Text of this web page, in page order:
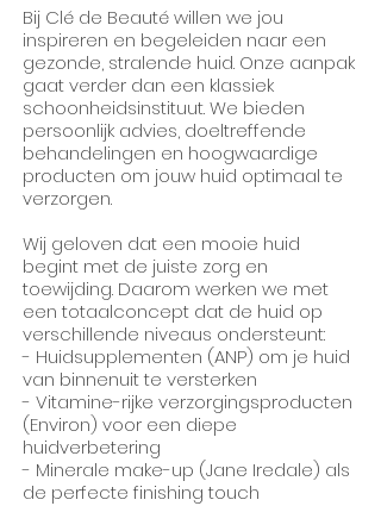
Bij Clé de Beauté willen we jou
inspireren en begeleiden naar een
gezonde, stralende huid. Onze aanpak
gaat verder dan een klassiek
schoonheidsinstituut. We bieden
persoonlijk advies, doeltreffende
behandelingen en hoogwaardige
producten om jouw huid optimaal te
verzorgen.
Wij geloven dat een mooie huid
begint met de juiste zorg en
toewijding. Daarom werken we met
een totaalconcept dat de huid op
verschillende niveaus ondersteunt:
- Huidsupplementen (ANP) om je huid
van binnenuit te versterken
- Vitamine-rijke verzorgingsproducten
(Environ) voor een diepe
huidverbetering
- Minerale make-up (Jane Iredale) als
de perfecte finishing touch